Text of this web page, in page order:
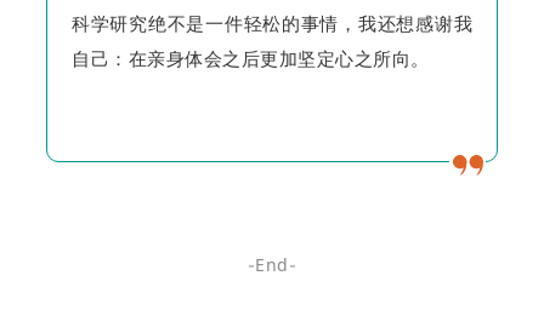
科学研究绝不是一件轻松的事情，我还想感谢我
自己：在亲身体会之后更加坚定心之所向。
-End-